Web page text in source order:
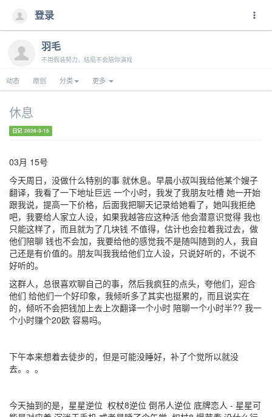
登录
羽毛
不用假装努力，结局不会陪你演戏
动态 原创 分类 更多
休息
日记 2026-3-15
03月 15号
今天周日，没做什么特别的事 就休息。早晨小叔叫我给他某个嫂子
翻译，我看了一下地址巨远 一个小时，我发了我朋友吐槽 她一开始
跟我说，提高一下价格，后面我把聊天记录给她看了，她叫我拒绝
吧，我要给人家立人设，如果我越答应这种活 他会潜意识觉得 我也
只能这样了，而且就为了几块钱 不值得，估计也会拉着我过去，做
他们陪聊 钱也不会加，我要给他的感觉我不是随叫随到的人，我自
己还是有价值的。朋友叫我我给他们立人设，只说好听的，不说不
好听的。
这群人，总很喜欢聊自己的事，然后我疯狂的点头，夸他们，迎合
他们 给他们一个好印象，我倾听多了其实也挺累的，而且说实在
的，倾听不会把钱加上去上次翻译一个小时 陪聊一个小时半?? 我一
个小时赚个20欧 容易吗。
下午本来想着去徒步的，但是可能没睡好，补了个觉所以就没
去。。。
今天抽到的是，星星逆位 权杖8逆位 倒吊人逆位 底牌恋人 - 星星可